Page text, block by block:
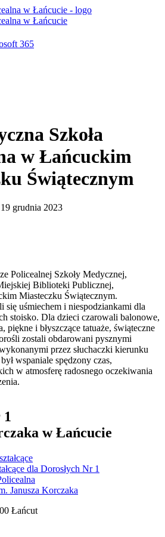
365
Szkoła
w Łańcuckim
Świątecznym
19 grudnia 2023
Policealnej Szkoły Medycznej,
Biblioteki Publicznej,
Miasteczku Świątecznym.
się uśmiechem i niespodziankami dla
stoisko. Dla dzieci czarowali balonowe,
piękne i błyszczące tatuaże, świąteczne
zostali obdarowani pysznymi
przez słuchaczki kierunku
wspaniale spędzony czas,
w atmosferę radosnego oczekiwania
1
w Łańcucie
dla Dorosłych Nr 1
Janusza Korczaka
Łańcut